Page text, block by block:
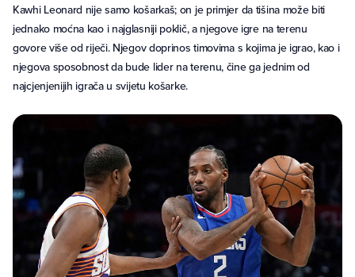
Kawhi Leonard nije samo košarkaš; on je primjer da tišina može biti
jednako moćna kao i najglasniji poklič, a njegove igre na terenu
govore više od riječi. Njegov doprinos timovima s kojima je igrao, kao i
njegova sposobnost da bude lider na terenu, čine ga jednim od
najcjenjenijih igrača u svijetu košarke.